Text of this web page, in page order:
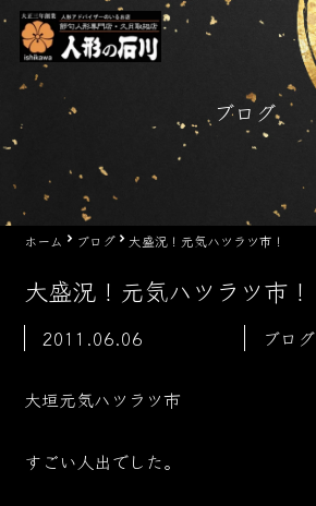
Skip
content
ブログ
ホーム ブログ 大盛況！元気ハツラツ市！
大盛況！元気ハツラツ市！
2011.06.06 ブログ
大垣元気ハツラツ市
すごい人出でした。